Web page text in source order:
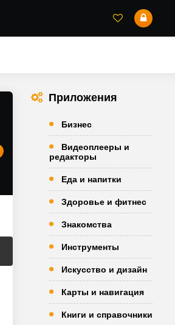
Приложения
Бизнес
Видеоплееры и
редакторы
Еда и напитки
Здоровье и фитнес
Знакомства
Инструменты
Искусство и дизайн
Карты и навигация
Книги и справочники